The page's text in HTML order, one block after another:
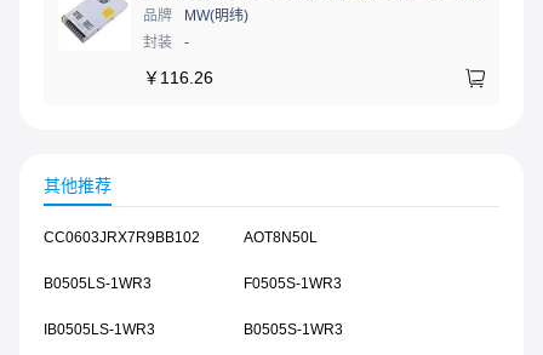
品牌
MW(明纬)
封装
-
￥ 116.26
其他推荐
CC0603JRX7R9BB102 AOT8N50L
B0505LS-1WR3 F0505S-1WR3
IB0505LS-1WR3 B0505S-1WR3